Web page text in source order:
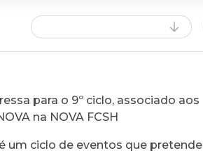
para o 9º ciclo, associado aos
na NOVA FCSH
um ciclo de eventos que pretende